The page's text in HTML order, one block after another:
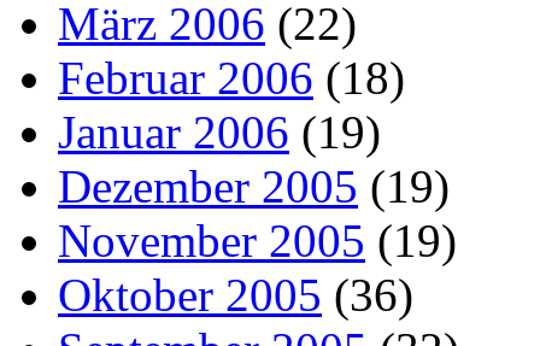
März 2006 (22)
Februar 2006 (18)
Januar 2006 (19)
Dezember 2005 (19)
November 2005 (19)
Oktober 2005 (36)